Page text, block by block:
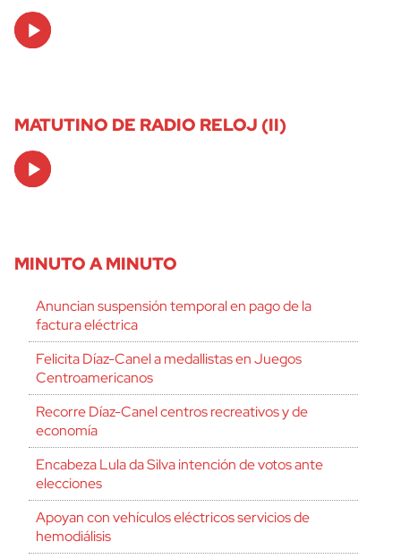
Audio
Player
MATUTINO DE RADIO RELOJ (II)
Audio
Player
MINUTO A MINUTO
Anuncian suspensión temporal en pago de la
factura eléctrica
Felicita Díaz-Canel a medallistas en Juegos
Centroamericanos
Recorre Díaz-Canel centros recreativos y de
economía
Encabeza Lula da Silva intención de votos ante
elecciones
Apoyan con vehículos eléctricos servicios de
hemodiálisis